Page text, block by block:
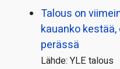
Talous on
kauanko
perässä
Lähde: YLE talous